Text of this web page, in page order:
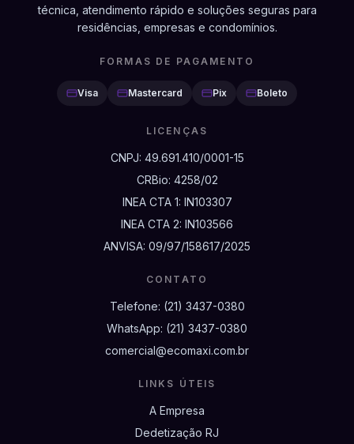
técnica, atendimento rápido e soluções seguras para
residências, empresas e condomínios.
FORMAS DE PAGAMENTO
Visa Mastercard Pix Boleto
LICENÇAS
CNPJ: 49.691.410/0001-15
CRBio: 4258/02
INEA CTA 1: IN103307
INEA CTA 2: IN103566
ANVISA: 09/97/158617/2025
CONTATO
Telefone: (21) 3437-0380
WhatsApp: (21) 3437-0380
comercial@ecomaxi.com.br
LINKS ÚTEIS
A Empresa
Dedetização RJ